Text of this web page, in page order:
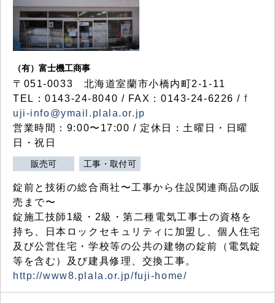
（有）富士機工商事
〒051-0033 北海道室蘭市小橋内町2-1-11
TEL：0143-24-8040 / FAX：0143-24-6226 / f
uji-info@ymail.plala.or.jp
営業時間：9:00〜17:00 / 定休日：土曜日・日曜
日・祝日
販売可 工事・取付可
錠前と技術の総合商社〜工事から住設関連商品の販
売まで〜
錠施工技師1級・2級・第二種電気工事士の資格を
持ち、日本ロックセキュリティに加盟し、個人住宅
及び公営住宅・学校等の公共の建物の錠前（電気錠
等を含む）及び建具修理、交換工事。
http://www8.plala.or.jp/fuji-home/